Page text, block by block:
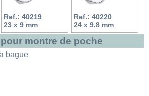
Ref.: 40219
23 x 9 mm
Ref.: 40220
24 x 9.8 mm
montre de poche
bague